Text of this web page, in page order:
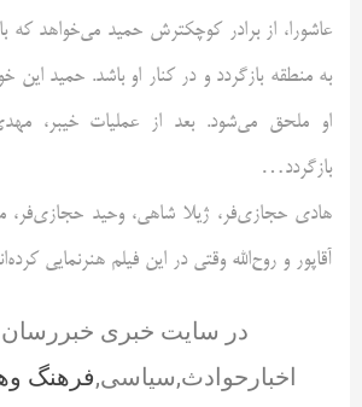
عاشورا، از برادر کوچکترش حمید می‌خواهد که
به منطقه بازگردد و در کنار او باشد. حمید این
او ملحق می‌شود. بعد از عملیات خیبر،
بازگردد…
هادی حجازی‌فر، ژیلا شاهی، وحید حجازی‌فر،
آقاپور و روح‌الله وقتی در این فیلم هنرنمایی
در سایت خبری خبررسان
اخبارحوادث,سیاسی,فرهنگ